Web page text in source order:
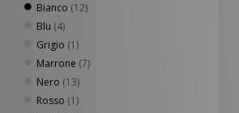
Bianco (12)
Blu (4)
Grigio (1)
Marrone (7)
Nero (13)
Rosso (1)